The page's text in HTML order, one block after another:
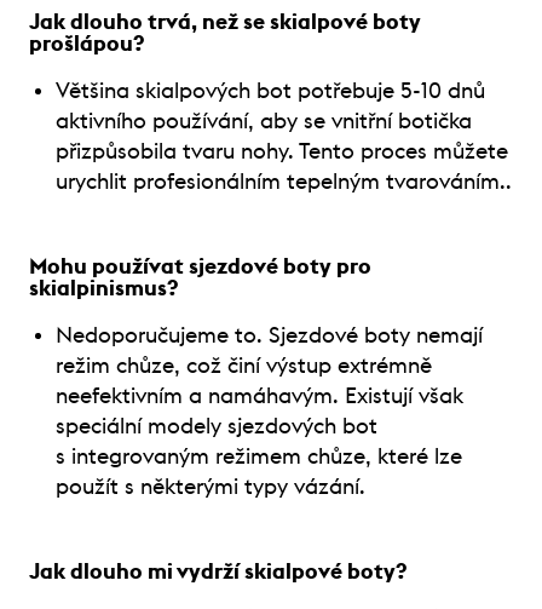
Jak dlouho trvá, než se skialpové boty
prošlápou?
Většina skialpových bot potřebuje 5-10 dnů
aktivního používání, aby se vnitřní botička
přizpůsobila tvaru nohy. Tento proces můžete
urychlit profesionálním tepelným tvarováním..
Mohu používat sjezdové boty pro
skialpinismus?
Nedoporučujeme to. Sjezdové boty nemají
režim chůze, což činí výstup extrémně
neefektivním a namáhavým. Existují však
speciální modely sjezdových bot
s integrovaným režimem chůze, které lze
použít s některými typy vázání.
Jak dlouho mi vydrží skialpové boty?